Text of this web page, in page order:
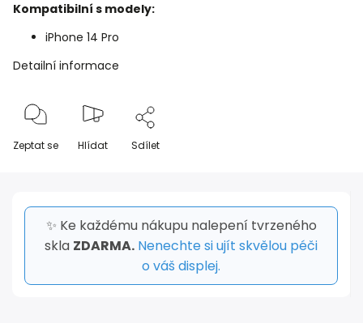
Kompatibilní s modely:
iPhone 14 Pro
Detailní informace
Zeptat se Hlídat Sdílet
✨ Ke každému nákupu nalepení tvrzeného
skla ZDARMA. Nenechte si ujít skvělou péči
o váš displej.